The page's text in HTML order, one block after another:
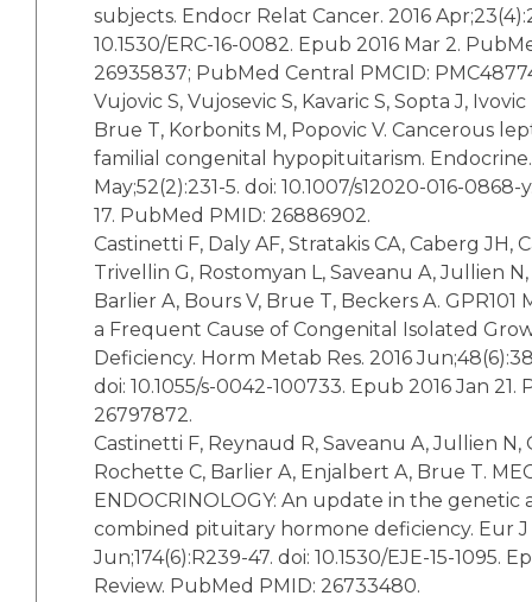
subjects. Endocr Relat Cancer. 2016
10.1530/ERC-16-0082. Epub 2016 Mar 2.
26935837; PubMed Central PMCID:
Vujovic S, Vujosevic S, Kavaric S, Sopta J,
Brue T, Korbonits M, Popovic V. Cancerous
familial congenital hypopituitarism. Endocrine.
May;52(2):231-5. doi: 10.1007/s12020-016-
17. PubMed PMID: 26886902.
Castinetti F, Daly AF, Stratakis CA, Caberg JH,
Trivellin G, Rostomyan L, Saveanu A, Jullien
Barlier A, Bours V, Brue T, Beckers A.
a Frequent Cause of Congenital Isolated
Deficiency. Horm Metab Res. 2016
doi: 10.1055/s-0042-100733. Epub 2016 Jan
26797872.
Castinetti F, Reynaud R, Saveanu A, Jullien
Rochette C, Barlier A, Enjalbert A, Brue T.
ENDOCRINOLOGY: An update in the genetic
combined pituitary hormone deficiency. Eur J
Jun;174(6):R239-47. doi: 10.1530/EJE-15-1095.
Review. PubMed PMID: 26733480.